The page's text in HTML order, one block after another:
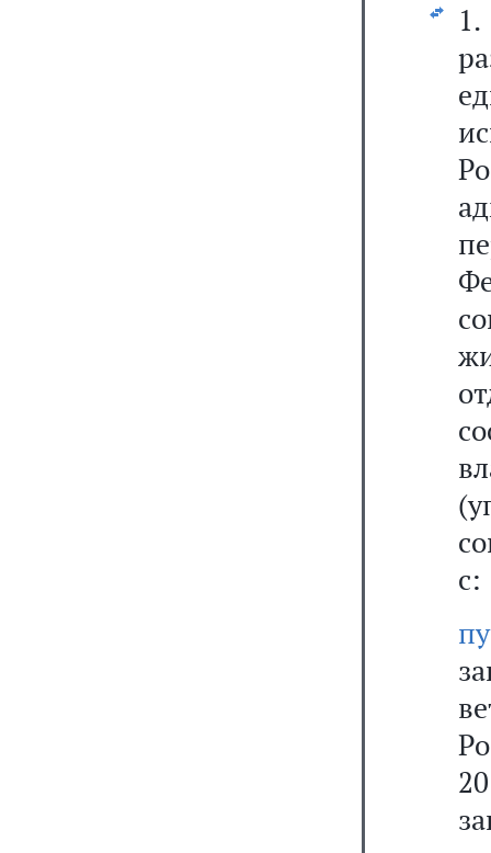
с: